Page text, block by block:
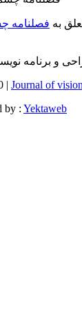
به فصلنامه
و برنامه
| Journal of
by : Yektaweb